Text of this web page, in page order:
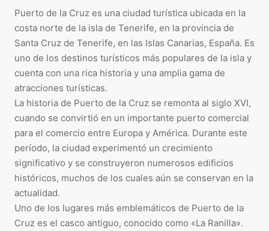
Puerto de la Cruz es una ciudad turística ubicada en la
costa norte de la isla de Tenerife, en la provincia de
Santa Cruz de Tenerife, en las Islas Canarias, España. Es
uno de los destinos turísticos más populares de la isla y
cuenta con una rica historia y una amplia gama de
atracciones turísticas.
La historia de Puerto de la Cruz se remonta al siglo XVI,
cuando se convirtió en un importante puerto comercial
para el comercio entre Europa y América. Durante este
período, la ciudad experimentó un crecimiento
significativo y se construyeron numerosos edificios
históricos, muchos de los cuales aún se conservan en la
actualidad.
Uno de los lugares más emblemáticos de Puerto de la
Cruz es el casco antiguo, conocido como «La Ranilla».